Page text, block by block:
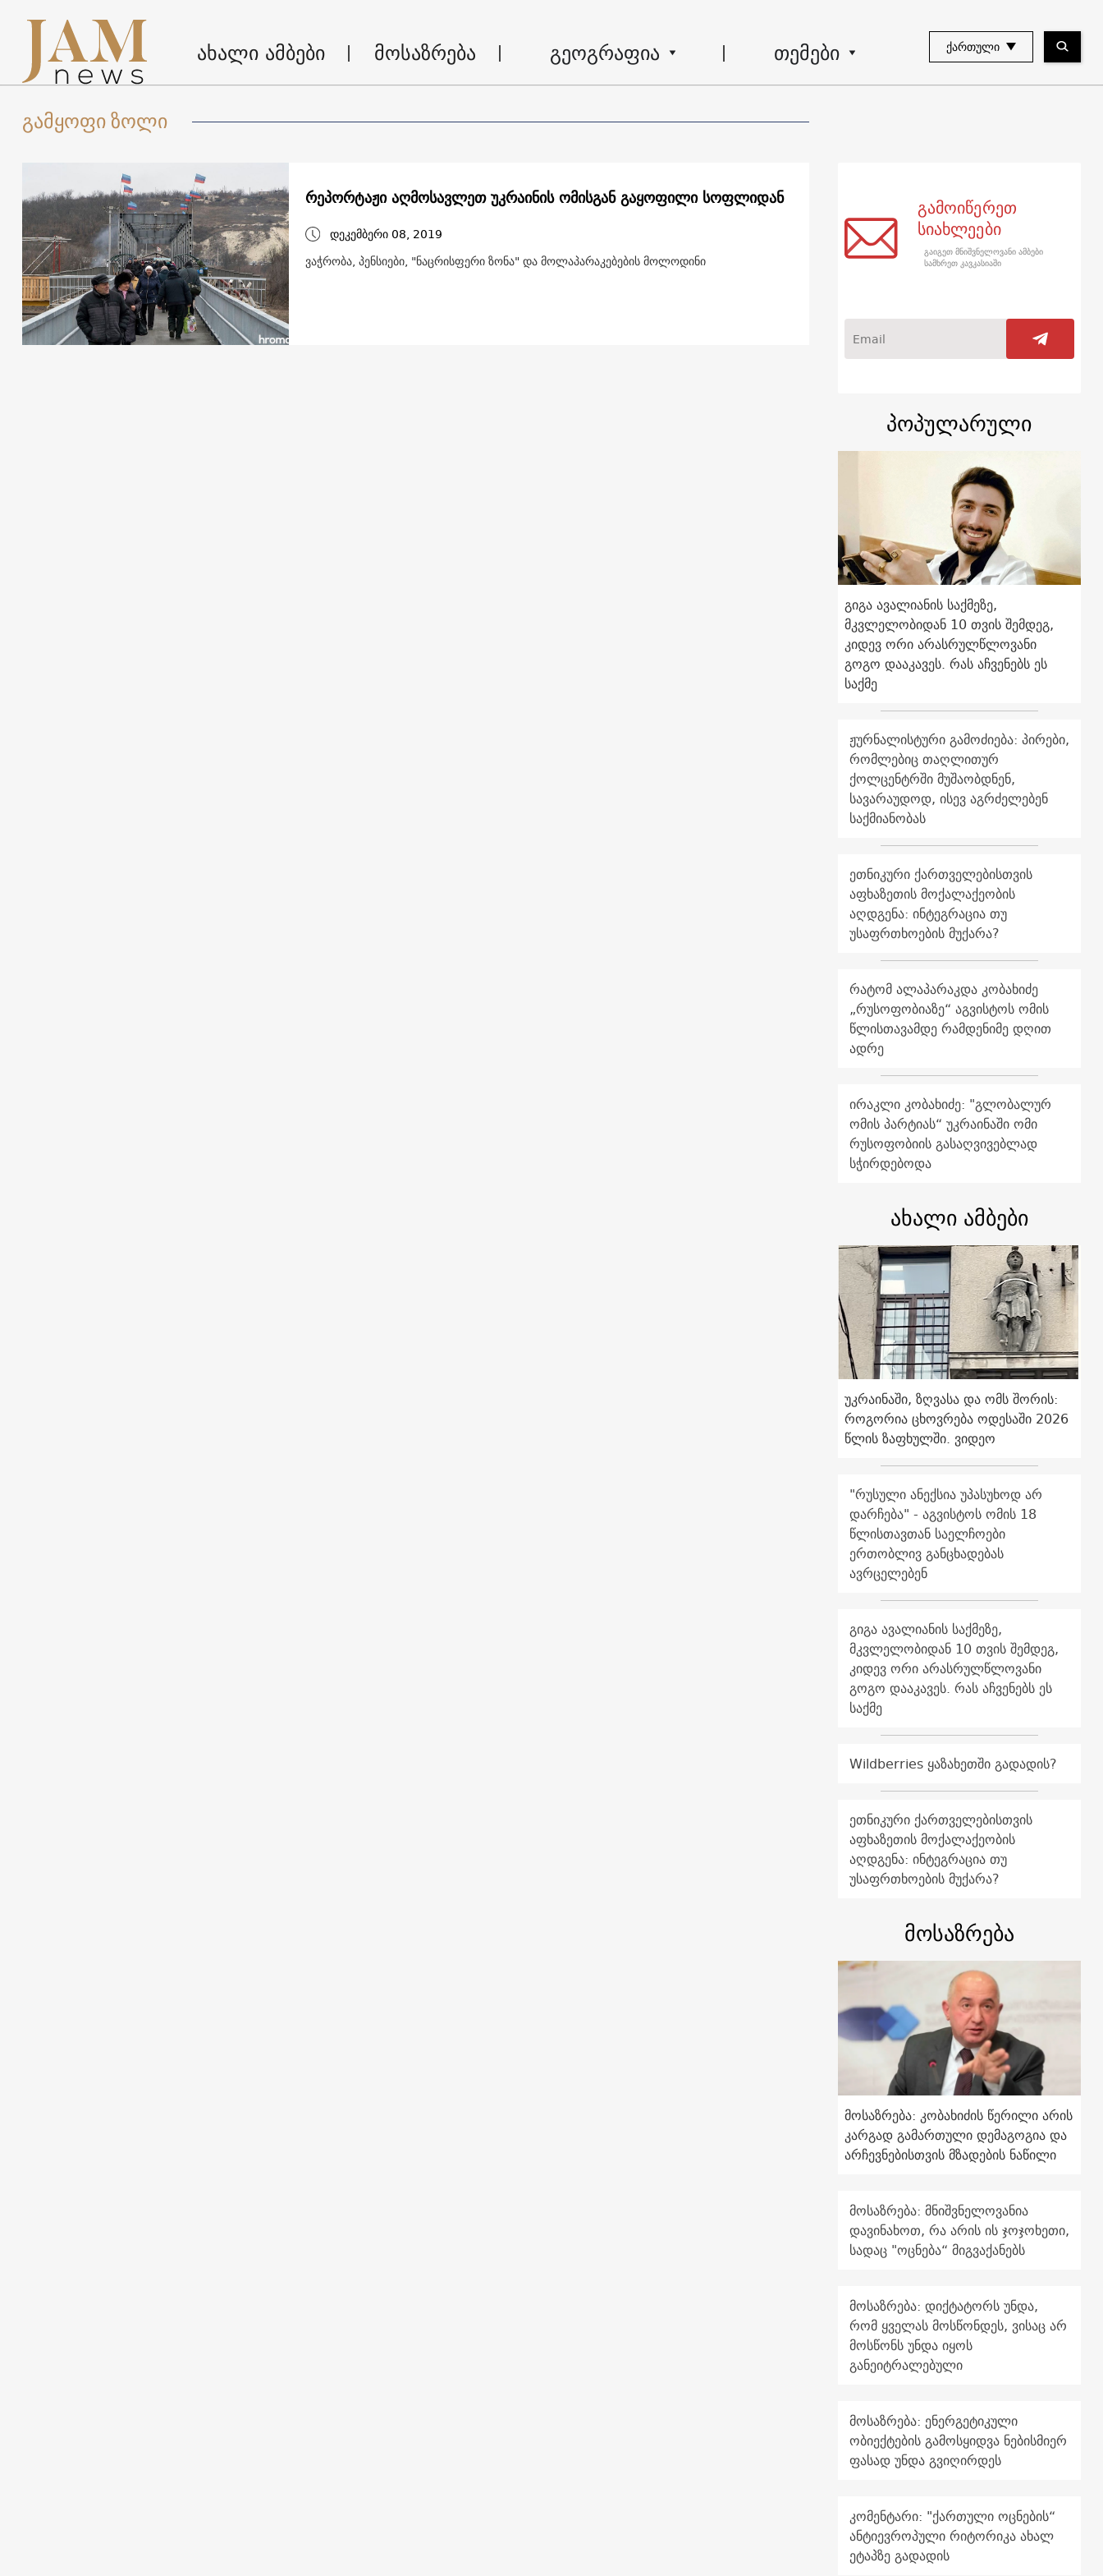
ახალი ამბები მოსაზრება გეოგრაფია თემები ᲥᲐᲠᲗᲣᲚᲘ
გამყოფი ზოლი
რეპორტაჟი აღმოსავლეთ უკრაინის ომისგან გაყოფილი სოფლიდან
დეკემბერი 08, 2019
ვაჭრობა, პენსიები, "ნაცრისფერი ზონა" და მოლაპარაკებების მოლოდინი
გამოიწერეთ
სიახლეები
გაიგეთ მნიშვნელოვანი ამბები
სამხრეთ კავკასიაში
პოპულარული
გიგა ავალიანის საქმეზე,
მკვლელობიდან 10 თვის შემდეგ,
კიდევ ორი არასრულწლოვანი
გოგო დააკავეს. რას აჩვენებს ეს
საქმე
ჟურნალისტური გამოძიება: პირები,
რომლებიც თაღლითურ
ქოლცენტრში მუშაობდნენ,
სავარაუდოდ, ისევ აგრძელებენ
საქმიანობას
ეთნიკური ქართველებისთვის
აფხაზეთის მოქალაქეობის
აღდგენა: ინტეგრაცია თუ
უსაფრთხოების მუქარა?
რატომ ალაპარაკდა კობახიძე
„რუსოფობიაზე“ აგვისტოს ომის
წლისთავამდე რამდენიმე დღით
ადრე
ირაკლი კობახიძე: "გლობალურ
ომის პარტიას“ უკრაინაში ომი
რუსოფობიის გასაღვივებლად
სჭირდებოდა
ახალი ამბები
უკრაინაში, ზღვასა და ომს შორის:
როგორია ცხოვრება ოდესაში 2026
წლის ზაფხულში. ვიდეო
"რუსული ანექსია უპასუხოდ არ
დარჩება" - აგვისტოს ომის 18
წლისთავთან საელჩოები
ერთობლივ განცხადებას
ავრცელებენ
გიგა ავალიანის საქმეზე,
მკვლელობიდან 10 თვის შემდეგ,
კიდევ ორი არასრულწლოვანი
გოგო დააკავეს. რას აჩვენებს ეს
საქმე
Wildberries ყაზახეთში გადადის?
ეთნიკური ქართველებისთვის
აფხაზეთის მოქალაქეობის
აღდგენა: ინტეგრაცია თუ
უსაფრთხოების მუქარა?
მოსაზრება
მოსაზრება: კობახიძის წერილი არის
კარგად გამართული დემაგოგია და
არჩევნებისთვის მზადების ნაწილი
მოსაზრება: მნიშვნელოვანია
დავინახოთ, რა არის ის ჯოჯოხეთი,
სადაც "ოცნება“ მიგვაქანებს
მოსაზრება: დიქტატორს უნდა,
რომ ყველას მოსწონდეს, ვისაც არ
მოსწონს უნდა იყოს
განეიტრალებული
მოსაზრება: ენერგეტიკული
ობიექტების გამოსყიდვა ნებისმიერ
ფასად უნდა გვიღირდეს
კომენტარი: "ქართული ოცნების“
ანტიევროპული რიტორიკა ახალ
ეტაპზე გადადის